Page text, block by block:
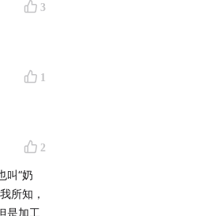
3
1
2
叫“奶
所知，
是加工